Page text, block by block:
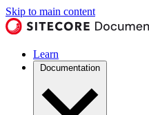
Skip to main content
Learn
Documentation